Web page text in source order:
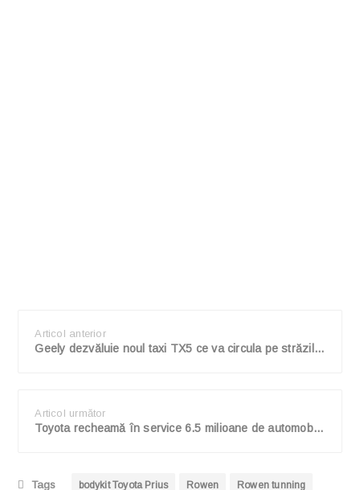
Articol anterior
Geely dezvăluie noul taxi TX5 ce va circula pe străzile londoneze; un model hybrid cu design retro
Articol următor
Toyota recheamă în service 6.5 milioane de automobile la nivel global, 1.2 milioane în Europa, pentru o problemă cu butonul ferestrelor
Tags bodykit Toyota Prius Rowen Rowen tunning